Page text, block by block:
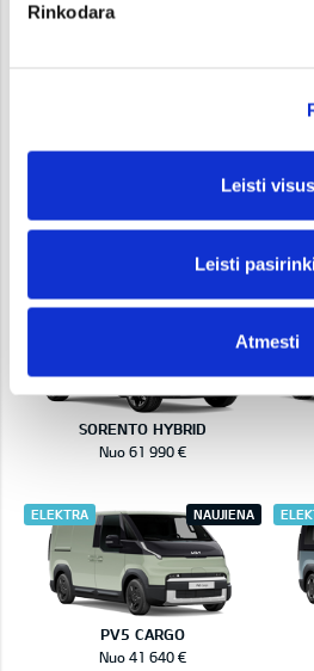
Rinkodara
Leisti visus
Leisti
Atmesti
SPORTAGE HEV
EV5
SORENTO HYBRID
HIBRIDAS
Nuo 61 990 €
PV5 CARGO
ELEKTRA NAUJIENA
Nuo 41 640 €